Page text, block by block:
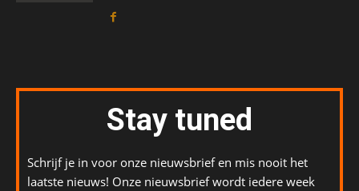
Stay tuned
Schrijf je in voor onze nieuwsbrief en mis nooit het
laatste nieuws! Onze nieuwsbrief wordt iedere week